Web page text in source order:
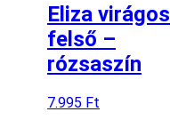
Eliza virágos
felső –
rózsaszín
7.995 Ft